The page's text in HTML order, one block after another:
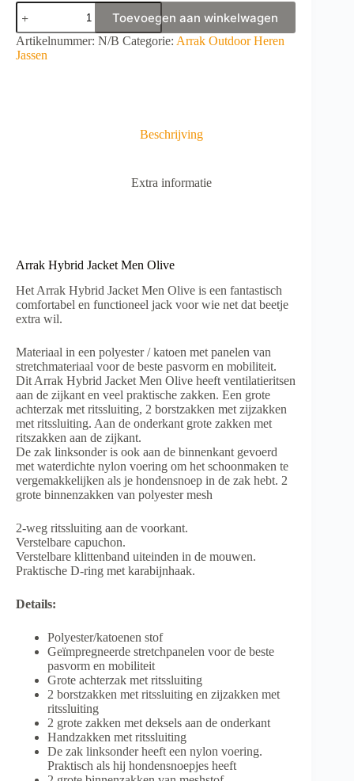
Arrak
Hybrid
Jacket
Men
Olive
Toevoegen aan winkelwagen
A
l
Artikelnummer: N/B Categorie: Arrak Outdoor Heren
Jassen
Beschrijving
Extra informatie
Arrak Hybrid Jacket Men Olive
Het Arrak Hybrid Jacket Men Olive is een fantastisch
comfortabel en functioneel jack voor wie net dat beetje
extra wil.
Materiaal in een polyester / katoen met panelen van
stretchmateriaal voor de beste pasvorm en mobiliteit.
Dit Arrak Hybrid Jacket Men Olive heeft ventilatieritsen
aan de zijkant en veel praktische zakken. Een grote
achterzak met ritssluiting, 2 borstzakken met zijzakken
met ritssluiting. Aan de onderkant grote zakken met
ritszakken aan de zijkant.
De zak linksonder is ook aan de binnenkant gevoerd
met waterdichte nylon voering om het schoonmaken te
vergemakkelijken als je hondensnoep in de zak hebt. 2
grote binnenzakken van polyester mesh
2-weg ritssluiting aan de voorkant.
Verstelbare capuchon.
Verstelbare klittenband uiteinden in de mouwen.
Praktische D-ring met karabijnhaak.
Details:
Polyester/katoenen stof
Geïmpregneerde stretchpanelen voor de beste
pasvorm en mobiliteit
Grote achterzak met ritssluiting
2 borstzakken met ritssluiting en zijzakken met
ritssluiting
2 grote zakken met deksels aan de onderkant
Handzakken met ritssluiting
De zak linksonder heeft een nylon voering.
Praktisch als hij hondensnoepjes heeft